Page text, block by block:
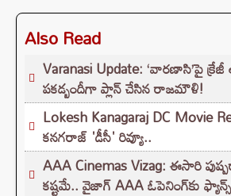
Also Read
Varanasi Update: ‘వారణాసి’పై
పకడ్బందీగా ప్లాన్ చేసిన రాజమౌళి!
Lokesh Kanagaraj DC Movie
కనగరాజ్ 'డీసీ' రివ్యూ..
AAA Cinemas Vizag: ఈసారి
కష్టమే.. వైజాగ్ AAA ఓపెనింగ్‌కు